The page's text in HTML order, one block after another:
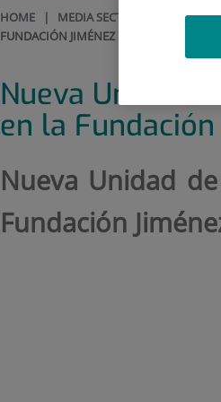
HOME | MEDIA SECTION VIDEOS
FUNDACIÓN JIMÉNEZ DÍAZ
Nueva Unidad
en la
Nueva Unidad
Fundación